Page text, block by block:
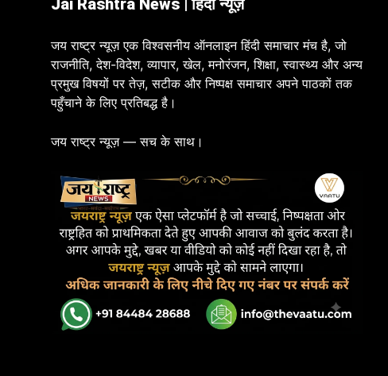
जय राष्ट्र न्यूज़ एक विश्वसनीय ऑनलाइन हिंदी समाचार मंच है, जो
राजनीति, देश-विदेश, व्यापार, खेल, मनोरंजन, शिक्षा, स्वास्थ्य और अन्य
प्रमुख विषयों पर तेज़, सटीक और निष्पक्ष समाचार अपने पाठकों तक
पहुँचाने के लिए प्रतिबद्ध है।
जय राष्ट्र न्यूज़ — सच के साथ।